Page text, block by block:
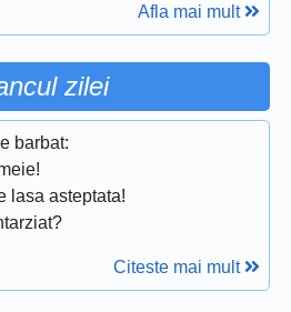
Afla mai mult
zilei
barbat:
lasa asteptata!
Citeste mai mult